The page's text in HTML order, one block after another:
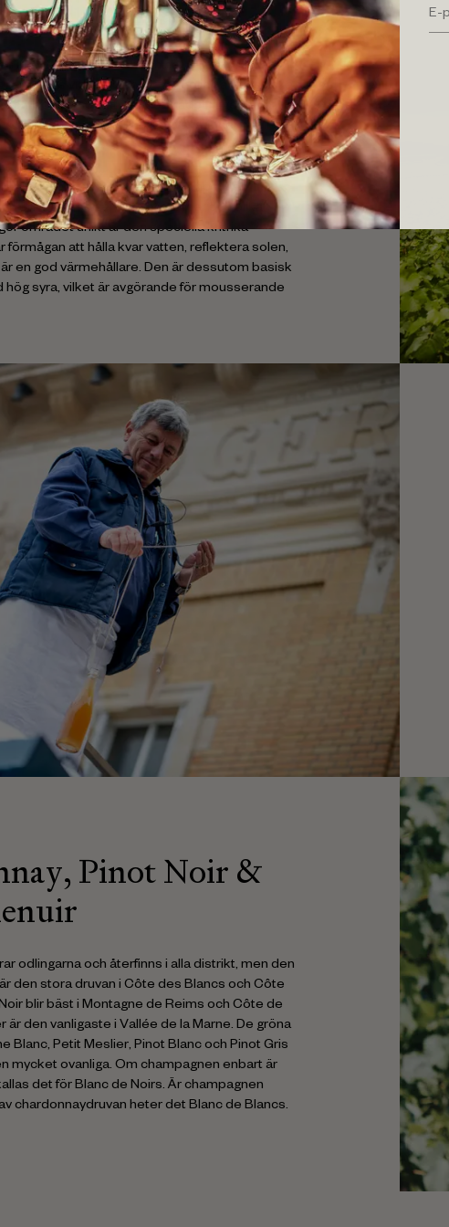
och jordmånen
inte gå att producera vin här då regionen är
precis vid gränsen för var odling av klassiska
i området ligger bara
och vädrets nyckfullhet gör variationen mellan
är därför de flesta Champagner
olika druvsorter, olika vingårdar och olika
området unikt är den speciella kritrika
förmågan att hålla kvar vatten, reflektera solen,
en god värmehållare. Den är dessutom basisk
hög syra, vilket är avgörande för mousserande
Pinot Noir &
odlingarna och återfinns i alla distrikt, men den
den stora druvan i Côte des Blancs och Côte
blir bäst i Montagne de Reims och Côte de
är den vanligaste i Vallée de la Marne. De gröna
Blanc, Petit Meslier, Pinot Blanc och Pinot Gris
mycket ovanliga. Om champagnen enbart är
det för Blanc de Noirs. Är champagnen
chardonnaydruvan heter det Blanc de Blancs.